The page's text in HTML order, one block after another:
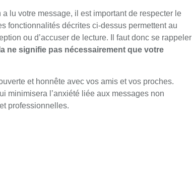
lu votre message, il est important de respecter le
fonctionnalités décrites ci-dessus permettent au
ou d’accuser de lecture. Il faut donc se rappeler
ne signifie pas nécessairement que votre
et honnête avec vos amis et vos proches.
minimisera l’anxiété liée aux messages non
professionnelles.